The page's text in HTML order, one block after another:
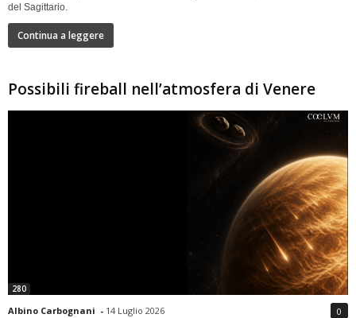
del Sagittario.
Continua a leggere
Possibili fireball nell’atmosfera di Venere
280
Albino Carbognani - 14 Luglio 2026 0